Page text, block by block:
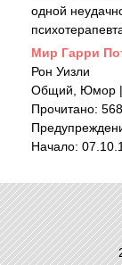
одной
Mир Гарри
Рон Уизли
Общий, Юмор ||
Прочитано:
Начало: